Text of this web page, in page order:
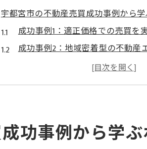
宇都宮市の不動産売買成功事例から
成功事例1：適正価格での売買を
成功事例2：地域密着型の不動産
成功事例3：法律知識の活用でト
成功事例4：交渉力を活かした価
地域特性を活かした宇都宮市での安
功事例から学